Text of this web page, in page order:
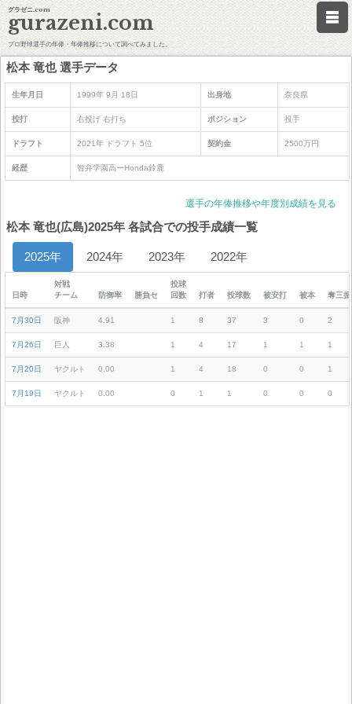
グラゼニ.com
gurazeni.com
プロ野球選手の年俸・年俸推移について調べてみました。
松本 竜也 選手データ
生年月日 1999年 9月 18日 出身地 奈良県
投打 右投げ 右打ち ポジション 投手
ドラフト 2021年 ドラフト 5位 契約金 2500万円
経歴 智弁学園高ーHonda鈴鹿
選手の年俸推移や年度別成績を見る
松本 竜也(広島)2025年 各試合での投手成績一覧
2025年 2024年 2023年 2022年
日時
対戦
チーム
防御率 勝負セ
投球
回数
打者 投球数 被安打 被本 奪三振
7月30日 阪神 4.91 1 8 37 3 0 2
7月26日 巨人 3.38 1 4 17 1 1 1
7月20日 ヤクルト 0.00 1 4 18 0 0 1
7月19日 ヤクルト 0.00 0 1 1 0 0 0